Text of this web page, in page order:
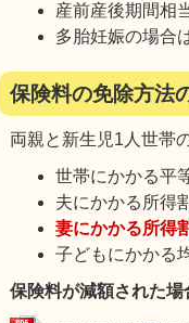
産前産後期間相
多胎妊娠の場合
保険料の免除方法
両親と新生児1人世帯
世帯にかかる平
夫にかかる所得
妻にかかる所得
子どもにかかる
保険料が減額された場